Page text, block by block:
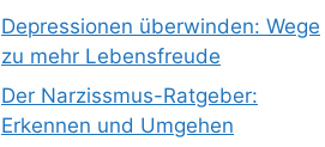
Depressionen überwinden: Wege
zu mehr Lebensfreude
Der Narzissmus-Ratgeber:
Erkennen und Umgehen